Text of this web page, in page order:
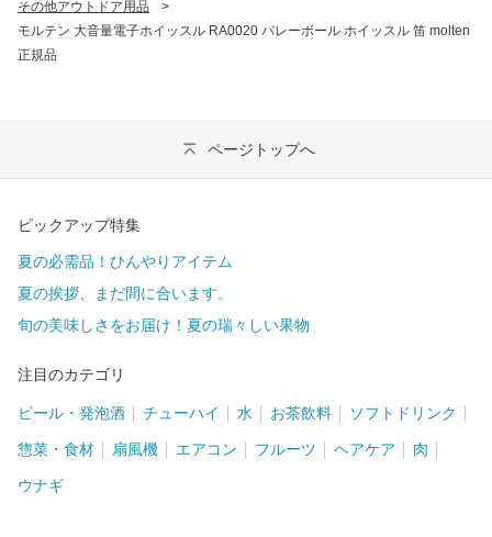
その他アウトドア用品
>
モルテン 大音量電子ホイッスル RA0020 バレーボール ホイッスル 笛 molten
正規品
ページトップへ
ピックアップ特集
夏の必需品！ひんやりアイテム
夏の挨拶、まだ間に合います。
旬の美味しさをお届け！夏の瑞々しい果物
注目のカテゴリ
ビール・発泡酒 チューハイ 水 お茶飲料 ソフトドリンク
惣菜・食材 扇風機 エアコン フルーツ ヘアケア 肉
ウナギ